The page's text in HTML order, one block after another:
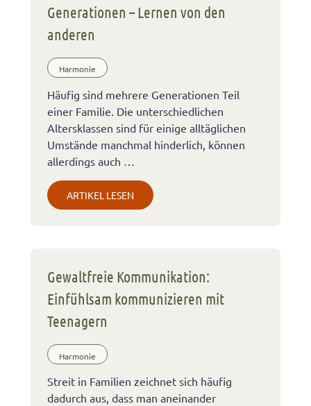
Generationen – Lernen von den
anderen
Harmonie
Häufig sind mehrere Generationen Teil
einer Familie. Die unterschiedlichen
Altersklassen sind für einige alltäglichen
Umstände manchmal hinderlich, können
allerdings auch …
ARTIKEL LESEN
Gewaltfreie Kommunikation:
Einfühlsam kommunizieren mit
Teenagern
Harmonie
Streit in Familien zeichnet sich häufig
dadurch aus, dass man aneinander